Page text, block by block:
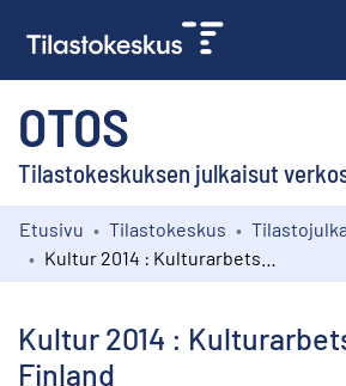
OTOS
Tilastokeskuksen julkaisut
Kokoelmat
Etusivu Tilastokeskus
Kultur 2014 :
Finland